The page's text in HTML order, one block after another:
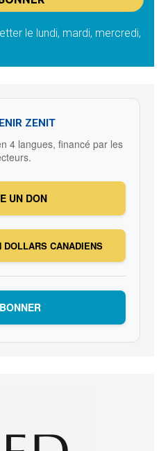
le lundi, mardi, mercredi,
ZENIT
4 langues, financé par les
UN DON
DOLLARS CANADIENS